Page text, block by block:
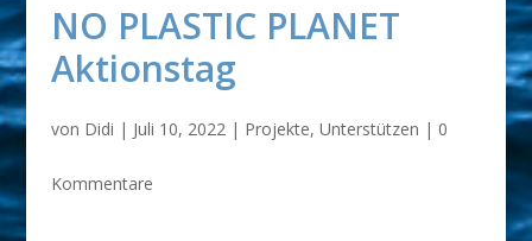
NO PLASTIC PLANET
Aktionstag
von Didi | Juli 10, 2022| Projekte, Unterstützen | 0
Kommentare